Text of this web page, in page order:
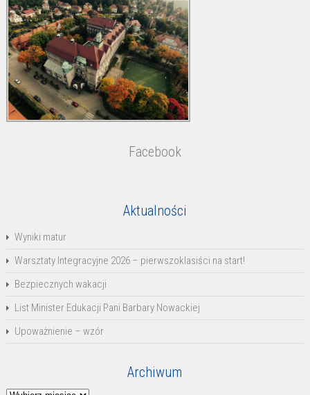
Facebook
Aktualności
Wyniki matur
Warsztaty Integracyjne 2026 – pierwszoklasiści na start!
Bezpiecznych wakacji
List Minister Edukacji Pani Barbary Nowackiej
Upoważnienie – wzór
Archiwum